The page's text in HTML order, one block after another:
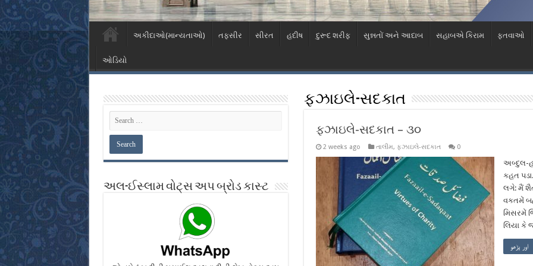
અકીદાઓ(માન્યતાઓ) તફસીર સીરત હદીષ દુરૂદ શરીફ સુન્નતોં અને આદાબ સહાબએ કિરામ ફતવાઓ
ઓડિયો
ફઝાઇલે-સદકાત
ફઝાઇલે-સદકાત – ૩૦
2 weeks ago તાલીમ, ફઝાઇલે-સદકાત 0
અબ્દુલ-
કહત
લગે: મૈં
વકતમેં
મિસરમેં
લિયા કે
اور پڑھو
અલ-ઈસ્લામ વોટ્સ અપ બ્રોડ કાસ્ટ